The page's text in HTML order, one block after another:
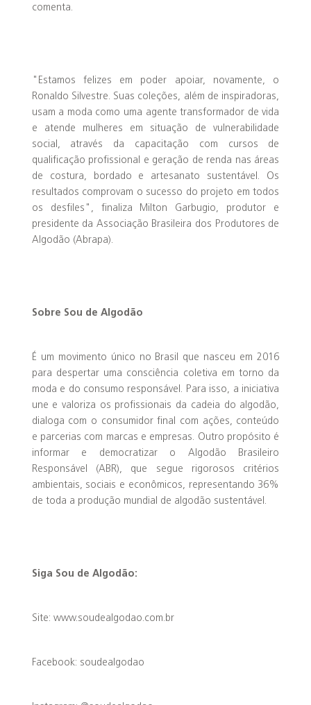
comenta.
"Estamos felizes em poder apoiar, novamente, o
Ronaldo Silvestre. Suas coleções, além de inspiradoras,
usam a moda como uma agente transformador de vida
e atende mulheres em situação de vulnerabilidade
social, através da capacitação com cursos de
qualificação profissional e geração de renda nas áreas
de costura, bordado e artesanato sustentável. Os
resultados comprovam o sucesso do projeto em todos
os desfiles", finaliza Milton Garbugio, produtor e
presidente da Associação Brasileira dos Produtores de
Algodão (Abrapa).
Sobre Sou de Algodão
É um movimento único no Brasil que nasceu em 2016
para despertar uma consciência coletiva em torno da
moda e do consumo responsável. Para isso, a iniciativa
une e valoriza os profissionais da cadeia do algodão,
dialoga com o consumidor final com ações, conteúdo
e parcerias com marcas e empresas. Outro propósito é
informar e democratizar o Algodão Brasileiro
Responsável (ABR), que segue rigorosos critérios
ambientais, sociais e econômicos, representando 36%
de toda a produção mundial de algodão sustentável.
Siga Sou de Algodão:
Site: www.soudealgodao.com.br
Facebook: soudealgodao